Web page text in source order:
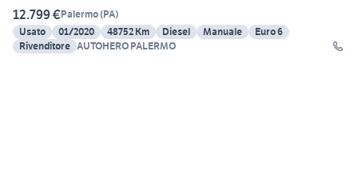
12.799 €Palermo(PA)
Usato
01/2020 48752 Km Diesel Manuale
Euro 6
Rivenditore AUTOHERO PALERMO